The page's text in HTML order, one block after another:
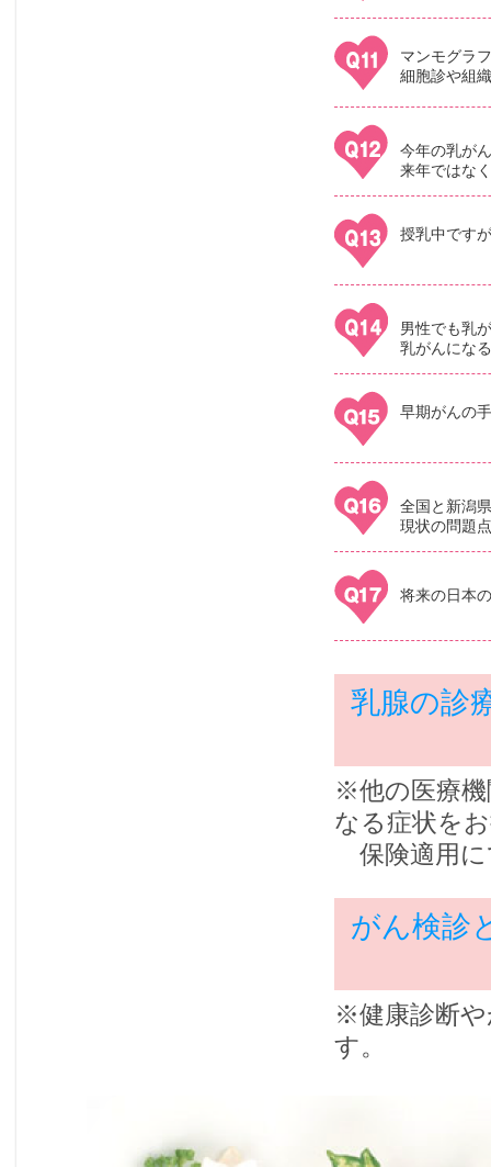
マンモグラ
細胞診や組
今年の乳が
来年ではな
授乳中です
男性でも乳
乳がんにな
早期がんの
全国と新潟
現状の問題
将来の日本
乳腺の診
※他の医療機
なる症状を
保険適用に
がん検診
※健康診断や
す。